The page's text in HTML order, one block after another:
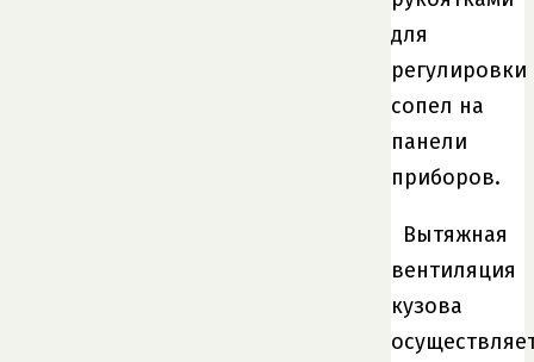
для
регулировки
сопел на
панели
приборов.
Вытяжная
вентиляция
кузова